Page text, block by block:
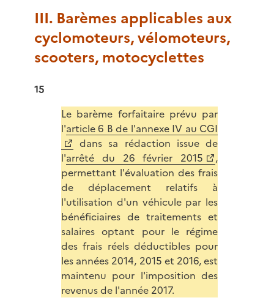
III. Barèmes applicables aux
cyclomoteurs, vélomoteurs,
scooters, motocyclettes
15
Le barème forfaitaire prévu par
l'article 6 B de l'annexe IV au CGI
dans sa rédaction issue de
l'arrêté du 26 février 2015
,
permettant l'évaluation des frais
de déplacement relatifs à
l'utilisation d'un véhicule par les
bénéficiaires de traitements et
salaires optant pour le régime
des frais réels déductibles pour
les années 2014, 2015 et 2016, est
maintenu pour l'imposition des
revenus de l'année 2017.